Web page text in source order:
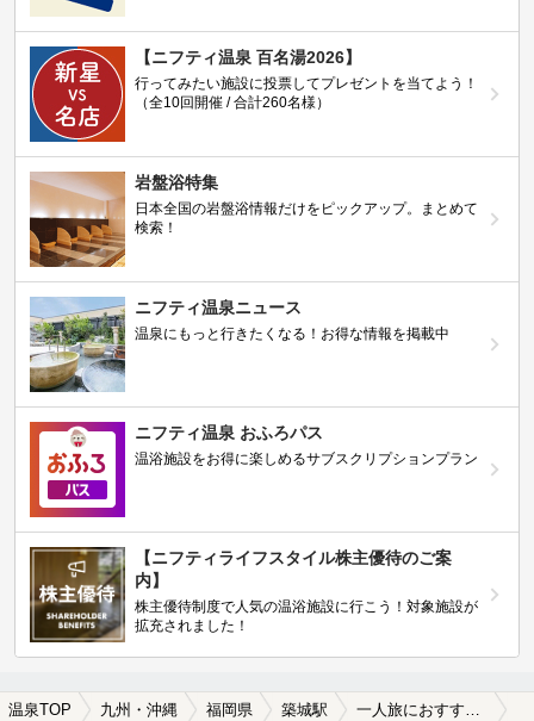
【ニフティ温泉 百名湯2026】
行ってみたい施設に投票してプレゼントを当てよう！
（全10回開催 / 合計260名様）
岩盤浴特集
日本全国の岩盤浴情報だけをピックアップ。まとめて
検索！
ニフティ温泉ニュース
温泉にもっと行きたくなる！お得な情報を掲載中
ニフティ温泉 おふろパス
温浴施設をお得に楽しめるサブスクリプションプラン
【ニフティライフスタイル株主優待のご案
内】
株主優待制度で人気の温浴施設に行こう！対象施設が
拡充されました！
温泉TOP 九州・沖縄 福岡県 築城駅